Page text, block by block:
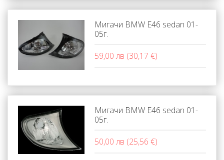
Мигачи BMW E46 sedan 01-
05г.
59,00 лв (30,17 €)
Мигачи BMW E46 sedan 01-
05г.
50,00 лв (25,56 €)